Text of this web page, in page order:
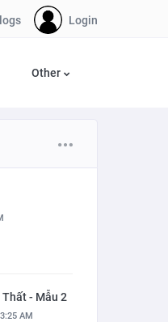
Login
Other
- Mẫu 2
AM